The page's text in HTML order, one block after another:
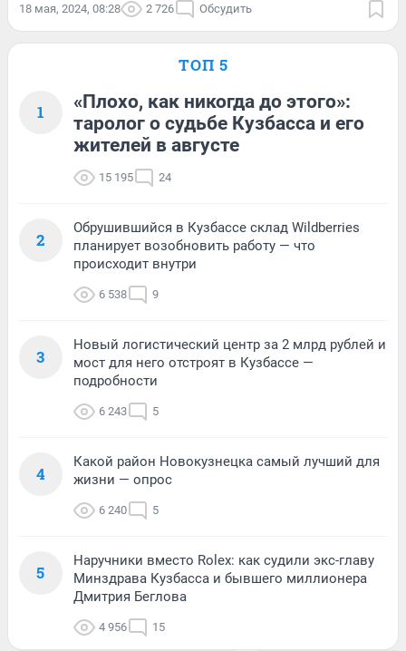
18 мая, 2024, 08:28 2 726 Обсудить
ТОП 5
1
«Плохо, как никогда до этого»:
таролог о судьбе Кузбасса и его
жителей в августе
15 195 24
2
Обрушившийся в Кузбассе склад Wildberries
планирует возобновить работу — что
происходит внутри
6 538 9
3
Новый логистический центр за 2 млрд рублей и
мост для него отстроят в Кузбассе —
подробности
6 243 5
4
Какой район Новокузнецка самый лучший для
жизни — опрос
6 240 5
5
Наручники вместо Rolex: как судили экс-главу
Минздрава Кузбасса и бывшего миллионера
Дмитрия Беглова
4 956 15